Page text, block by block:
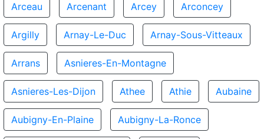
Arceau Arcenant Arcey Arconcey
Argilly Arnay-Le-Duc Arnay-Sous-Vitteaux
Arrans Asnieres-En-Montagne
Asnieres-Les-Dijon Athee Athie Aubaine
Aubigny-En-Plaine Aubigny-La-Ronce